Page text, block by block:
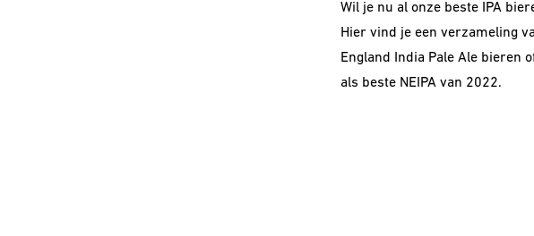
Wil je nu al onze beste IPA
Hier vind je een verzameling
England India Pale Ale bieren
als beste NEIPA van 2022.